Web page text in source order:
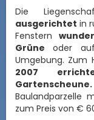
Die
ausgerichtet in
Fenstern
Grüne oder
Umgebung. Zum
2007
Gartenscheune.
Baulandparzelle
zum Preis von €